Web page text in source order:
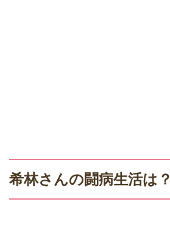
希林さんの闘病生活は？